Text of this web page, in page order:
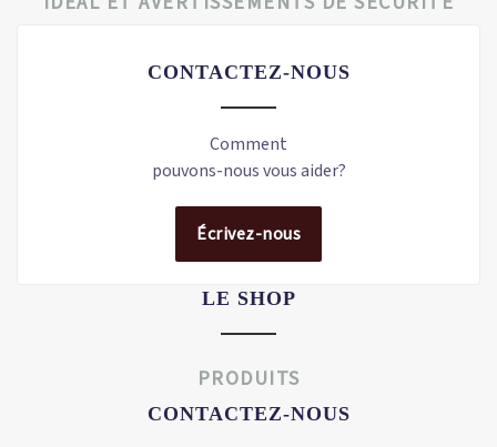
CONTACTEZ-NOUS
Comment
pouvons-nous vous aider?
Écrivez-nous
LE SHOP
PRODUITS
CONTACTEZ-NOUS